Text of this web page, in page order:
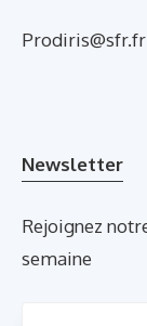
Prodiris@sfr.fr
Newsletter
Rejoignez
semaine